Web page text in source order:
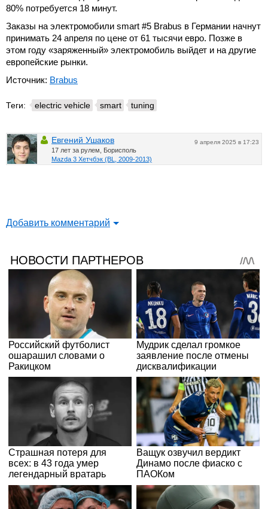
80% потребуется 18 минут.
Заказы на электромобили smart #5 Brabus в Германии начнут
принимать 24 апреля по цене от 61 тысячи евро. Позже в
этом году «заряженный» электромобиль выйдет и на другие
европейские рынки.
Источник: Brabus
Теги: electric vehicle smart tuning
9 апреля 2025 в 17:23
Евгений Ушаков
17 лет за рулем, Борисполь
Mazda 3 Хетчбэк (BL, 2009-2013)
Добавить комментарий